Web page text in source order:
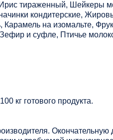
тираженный, Шейкеры
кондитерские,
Карамель на изомальте,
и суфле, Птичье
кг готового продукта.
Окончательную